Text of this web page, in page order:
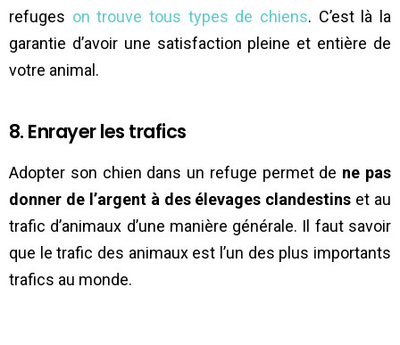
refuges on trouve tous types de chiens. C’est là la
garantie d’avoir une satisfaction pleine et entière de
votre animal.
8. Enrayer les trafics
Adopter son chien dans un refuge permet de ne pas
donner de l’argent à des élevages clandestins et au
trafic d’animaux d’une manière générale. Il faut savoir
que le trafic des animaux est l’un des plus importants
trafics au monde.